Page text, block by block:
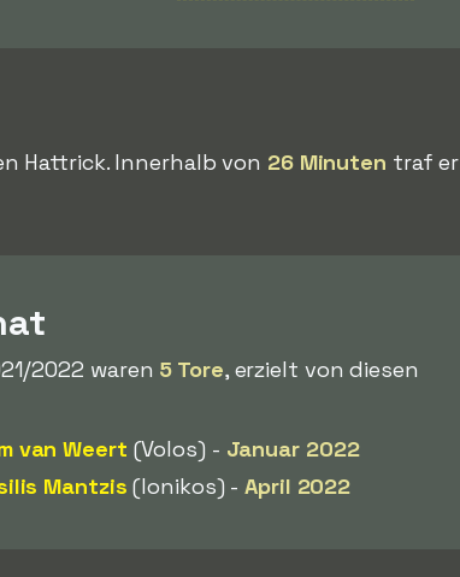
Hattrick. Innerhalb von 26 Minuten traf er
2022 waren 5 Tore, erzielt von diesen
van Weert (Volos) - Januar 2022
Mantzis (Ionikos) -April 2022